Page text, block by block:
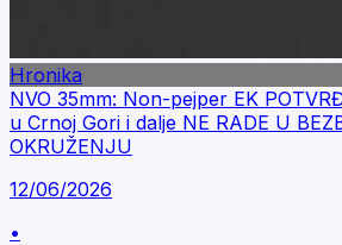
Hronika
NVO 35mm: Non-pejper EK
u Crnoj Gori i dalje NE RADE U
OKRUŽENJU
12/06/2026
•